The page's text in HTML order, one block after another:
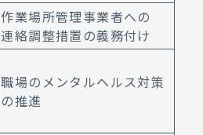
作業場所管理事業者への
連絡調整措置の義務付け
職場のメンタルヘルス対策
の推進